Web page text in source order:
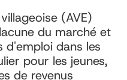
(AVE)
du marché et
dans les
pour les jeunes,
de revenus